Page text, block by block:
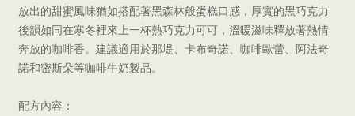
放出的甜蜜風味猶如搭配著黑森林般蛋糕口感，厚實的黑巧克力
後韻如同在寒冬裡來上一杯熱巧克力可可，溫暖滋味釋放著熱情
奔放的咖啡香。建議適用於那堤、卡布奇諾、咖啡歐蕾、阿法奇
諾和密斯朵等咖啡牛奶製品。
配方內容：